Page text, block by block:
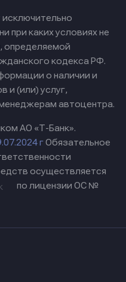
при каких условиях не
определяемой
кодекса РФ.
о наличии и
и (или) услуг,
автоцентра.
АО «Т-Банк».
гОбязательное
осуществляется
по лицензии ОС №